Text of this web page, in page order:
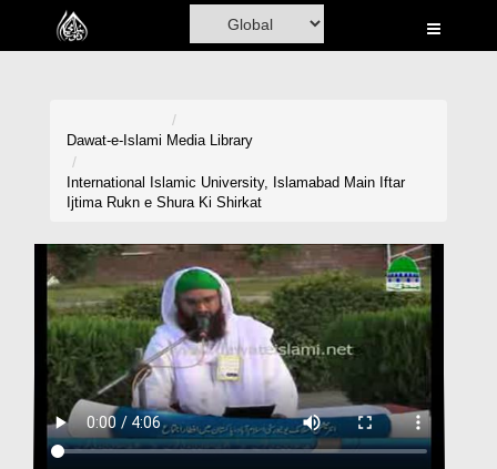
Home
Madani Channel
Volunteer Portal
Rohani Ilaj
Donation
Magazine
Dawat-e-Islami Media Library
International Islamic University, Islamabad Main Iftar
Ijtima Rukn e Shura Ki Shirkat